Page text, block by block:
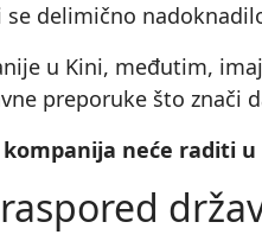
delimično
u Kini, međutim,
preporuke što znači
neće raditi u